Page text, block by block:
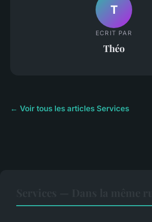
T
ECRIT PAR
Théo
← Voir tous les articles Services